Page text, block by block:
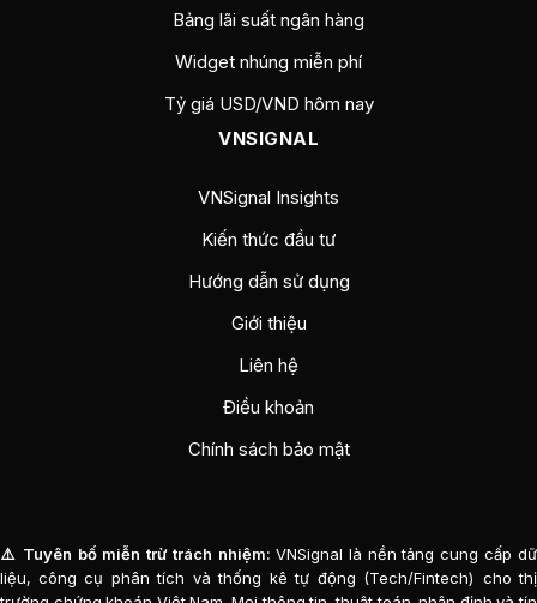
Bảng lãi suất ngân hàng
Widget nhúng miễn phí
Tỷ giá USD/VND hôm nay
VNSIGNAL
VNSignal Insights
Kiến thức đầu tư
Hướng dẫn sử dụng
Giới thiệu
Liên hệ
Điều khoản
Chính sách bảo mật
⚠️ Tuyên bố miễn trừ trách nhiệm: VNSignal là nền tảng cung cấp dữ
liệu, công cụ phân tích và thống kê tự động (Tech/Fintech) cho thị